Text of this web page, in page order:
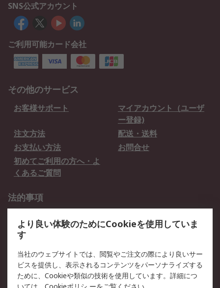
SNS公式アカウント
ご利用可能カード会社
その他のサービス
お客様サポート
マイアカウント（ユーザ
ー登録)
注文方法
配送・送料
お支払い方法
お問合せ
初めてご利用の方へ・よ
くあるご質問
法的事項
クッキーポリシー
RSについて
会社概要
採用情報
より良い体験のためにCookieを使用していま
す
当社のウェブサイトでは、閲覧やご注文の際により良いサー
ビスを提供し、表示されるコンテンツをパーソナライズする
ために、Cookieや類似の技術を使用しています。詳細につ